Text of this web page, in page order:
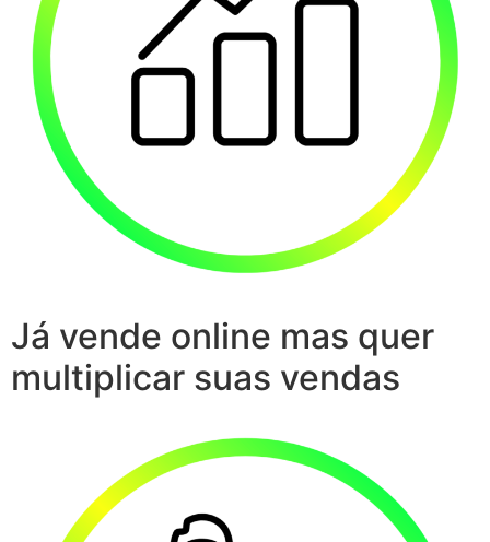
Já vende online mas quer
multiplicar suas vendas